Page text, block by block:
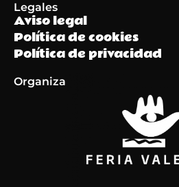
Legales
Aviso legal
Política de cookies
Política de privacidad
Organiza